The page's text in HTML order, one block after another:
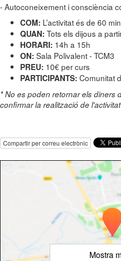
- Autoconeixement i consciència
COM: L’activitat és de 60
QUAN: Tots els dijous a
HORARI: 14h a 15h
ON: Sala Polivalent - TCM3
PREU: 10€ per curs
PARTICIPANTS: Comunitat
* No es poden retornar els diners
confirmar la realització de l'activitat
Compartir per correu electrònic
Mostra